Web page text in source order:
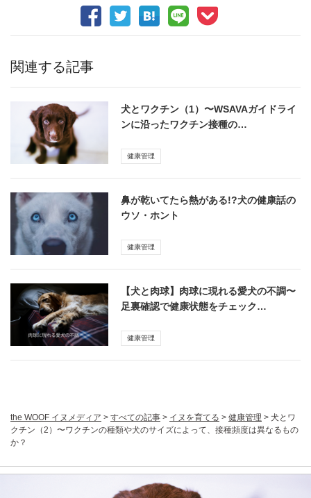
関連する記事
犬とワクチン（1）〜WSAVAガイドライ
ンに沿ったワクチン接種の…
健康管理
鼻が乾いてたら熱がある!?犬の健康話の
ウソ・ホント
健康管理
【犬と肉球】肉球に現れる愛犬の不調〜
足裏確認で健康状態をチェック…
健康管理
the WOOF イヌメディア > すべての記事 > イヌを育てる > 健康管理 > 犬とワ
クチン（2）〜ワクチンの種類や犬のサイズによって、接種頻度は異なるもの
か？